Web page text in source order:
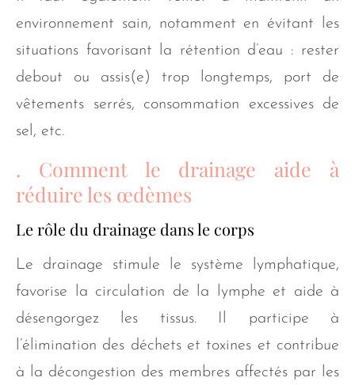
environnement sain, notamment en évitant les
situations favorisant la rétention d’eau : rester
debout ou assis(e) trop longtemps, port de
vêtements serrés, consommation excessives de
sel, etc.
. Comment le drainage aide à
réduire les œdèmes
Le rôle du drainage dans le corps
Le drainage stimule le système lymphatique,
favorise la circulation de la lymphe et aide à
désengorgez les tissus. Il participe à
l’élimination des déchets et toxines et contribue
à la décongestion des membres affectés par les